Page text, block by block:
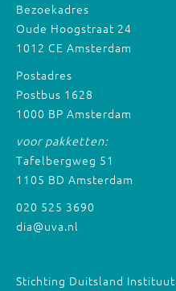
Bezoekadres
Oude Hoogstraat 24
1012 CE Amsterdam
Postadres
Postbus 1628
1000 BP Amsterdam
voor pakketten:
Tafelbergweg 51
1105 BD Amsterdam
020 525 3690
dia@uva.nl
Stichting Duitsland Instituut